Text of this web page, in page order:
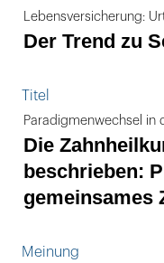
Lebensversicherung:
Der Trend zu
Titel
Paradigmenwechsel in
Die
beschrieben:
gemeinsames
Meinung